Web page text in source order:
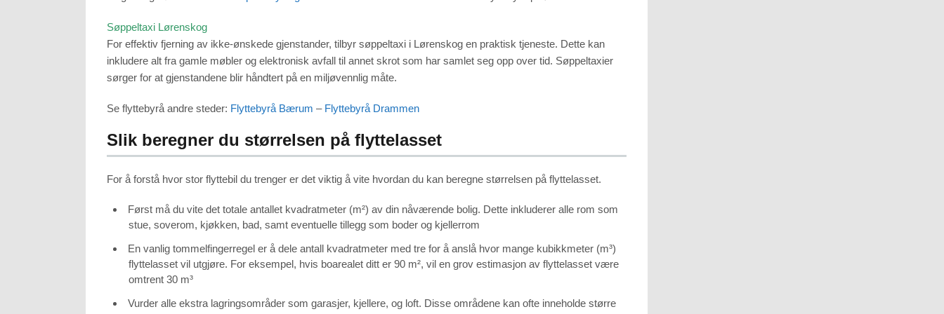
Søppeltaxi Lørenskog
For effektiv fjerning av ikke-ønskede gjenstander, tilbyr søppeltaxi i Lørenskog en praktisk tjeneste. Dette kan
inkludere alt fra gamle møbler og elektronisk avfall til annet skrot som har samlet seg opp over tid. Søppeltaxier
sørger for at gjenstandene blir håndtert på en miljøvennlig måte.
Se flyttebyrå andre steder: Flyttebyrå Bærum – Flyttebyrå Drammen
Slik beregner du størrelsen på flyttelasset
For å forstå hvor stor flyttebil du trenger er det viktig å vite hvordan du kan beregne størrelsen på flyttelasset.
Først må du vite det totale antallet kvadratmeter (m²) av din nåværende bolig. Dette inkluderer alle rom som
stue, soverom, kjøkken, bad, samt eventuelle tillegg som boder og kjellerrom
En vanlig tommelfingerregel er å dele antall kvadratmeter med tre for å anslå hvor mange kubikkmeter (m³)
flyttelasset vil utgjøre. For eksempel, hvis boarealet ditt er 90 m², vil en grov estimasjon av flyttelasset være
omtrent 30 m³
Vurder alle ekstra lagringsområder som garasjer, kjellere, og loft. Disse områdene kan ofte inneholde større